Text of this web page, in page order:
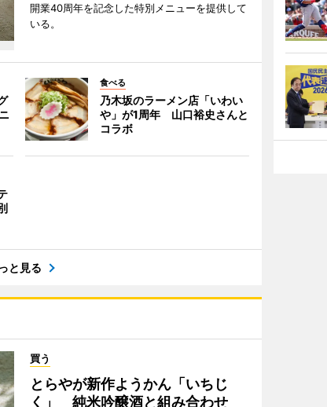
開業40周年を記念した特別メニューを提供して
いる。
食べる
乃木坂のラーメン店「いわい
や」が1周年 山口裕史さんと
コラボ
と見る
買う
とらやが新作ようかん「いちじ
く」 純米吟醸酒と組み合わせ